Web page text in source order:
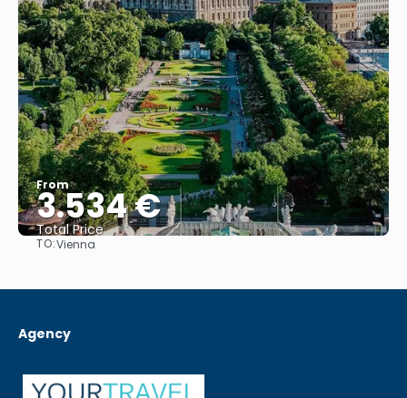
From
3.534 €
Total Price
TO:Vienna
Agency